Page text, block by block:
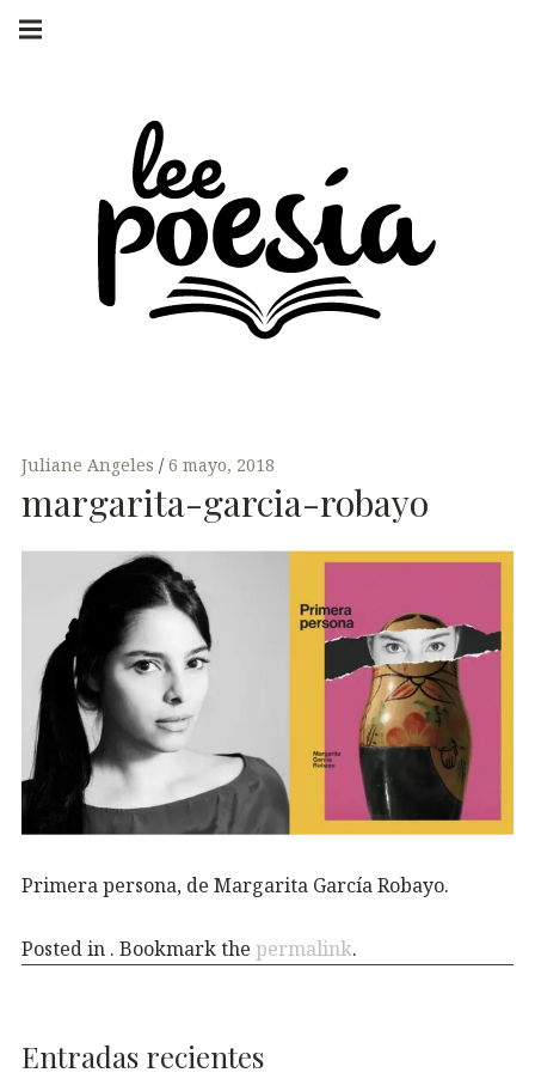
Skip
navigation
Juliane Angeles 6 mayo, 2018
margarita-garcia-robayo
Primera persona, de Margarita García Robayo.
Posted in . Bookmark the permalink.
Entradas recientes